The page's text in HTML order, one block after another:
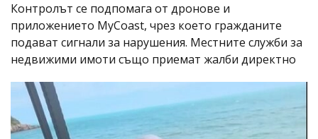
Контролът се подпомага от дронове и
приложението MyCoast, чрез което гражданите
подават сигнали за нарушения. Местните служби за
недвижими имоти също приемат жалби директно